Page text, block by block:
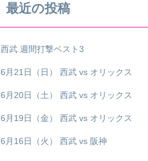
最近の投稿
西武 週間打撃ベスト3
6月21日（日） 西武 vs オリックス
6月20日（土） 西武 vs オリックス
6月19日（金） 西武 vs オリックス
6月16日（火） 西武 vs 阪神